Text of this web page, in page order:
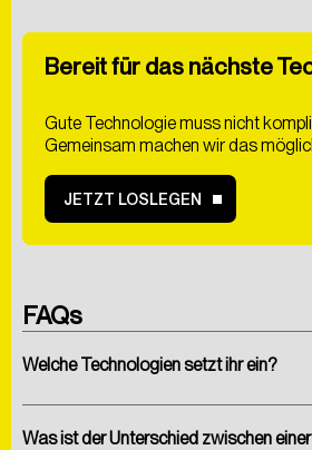
Bereit für das nächste
Gute Technologie muss nicht
Gemeinsam machen wir das
JETZT LOSLEGEN
FAQs
Welche Technologien setzt ihr ein?
Was ist der Unterschied zwischen
Hiermit bestätige ich
der Kontaktaufnahme ein.
ABSCHICKEN